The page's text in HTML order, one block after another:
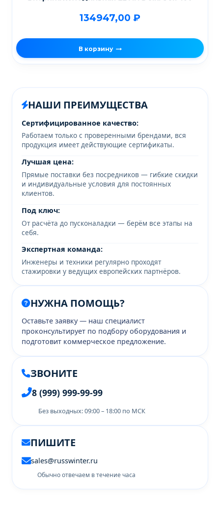
134947,00 ₽
В корзину
НАШИ ПРЕИМУЩЕСТВА
Сертифицированное качество:
Работаем только с проверенными брендами, вся
продукция имеет действующие сертификаты.
Лучшая цена:
Прямые поставки без посредников — гибкие скидки
и индивидуальные условия для постоянных
клиентов.
Под ключ:
От расчёта до пусконаладки — берём все этапы на
себя.
Экспертная команда:
Инженеры и техники регулярно проходят
стажировки у ведущих европейских партнёров.
НУЖНА ПОМОЩЬ?
Оставьте заявку — наш специалист
проконсультирует по подбору оборудования и
подготовит коммерческое предложение.
ЗВОНИТЕ
8 (999) 999-99-99
Без выходных: 09:00 – 18:00 по МСК
ПИШИТЕ
sales@russwinter.ru
Обычно отвечаем в течение часа